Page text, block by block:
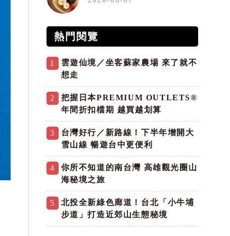
熱門閱覽
1
雲遊仙境／坐客蘇家農場 來了就不
想走
2
把握日本PREMIUM OUTLETS®
年間折扣檔期 越買越划算
3
台灣好行／新路線！下半年增開大
雪山線 暢遊台中更便利
4
你所不知道的南台灣 高雄觀光圈山
海秘境之旅
5
北投全新綠色廊道！台北「小牛埔
步道」打造近郊山生態秘境